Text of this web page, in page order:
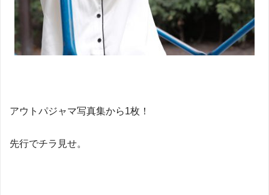
アウトパジャマ写真集から1枚！
先行でチラ見せ。